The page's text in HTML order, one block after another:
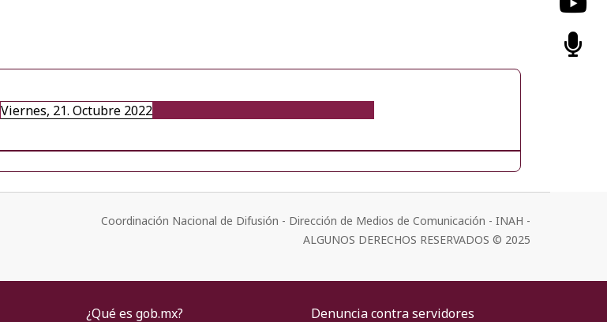
Viernes, 21. Octubre 2022
Coordinación Nacional de Difusión - Dirección de Medios de Comunicación - INAH -
ALGUNOS DERECHOS RESERVADOS © 2025
¿Qué es gob.mx?
Denuncia contra servidores